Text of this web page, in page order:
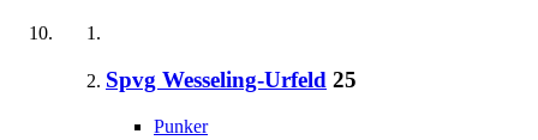
Spvg Wesseling-Urfeld 25
Punker